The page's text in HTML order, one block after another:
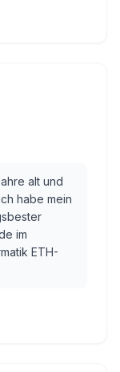
alt und
habe mein
im
ETH-